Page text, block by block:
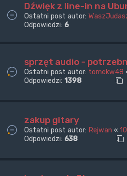
Dźwięk z line-in na
Ostatni post autor:
Odpowiedzi: 6
sprzęt audio -
Ostatni post autor: tomekw48
Odpowiedzi: 1398
zakup gitary
Ostatni post autor: Rejwan «
Odpowiedzi: 638